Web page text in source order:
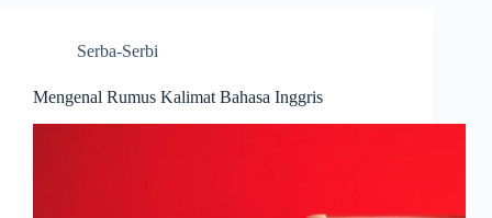
Serba-Serbi
Mengenal Rumus Kalimat Bahasa Inggris